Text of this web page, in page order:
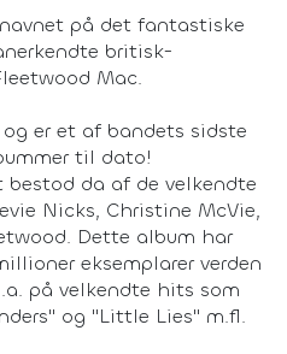
på det fantastiske
britisk-
Mac.
er et af bandets sidste
til dato!
bestod da af de velkendte
Nicks, Christine McVie,
Dette album har
eksemplarer verden
på velkendte hits som
og "Little Lies" m.fl.